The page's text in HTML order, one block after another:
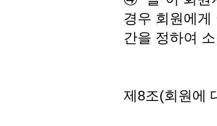
경우 회원에
간을 정하여
제8조(회원에